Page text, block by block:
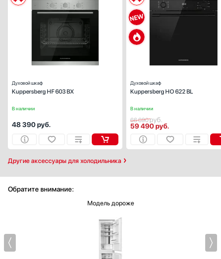
Другие аксессуары для холодильника
В наличии
Духовой шкаф
Kuppersberg HF 603 BX
Способ подключения:
Ширина (см):
Объем (л):
Цвет:
Очистка духовки:
48 390руб.
В наличии
Духовой шкаф
Kuppersberg HO 622 BL
66 690руб.
59 490руб.
Обратите внимание:
Модель дороже